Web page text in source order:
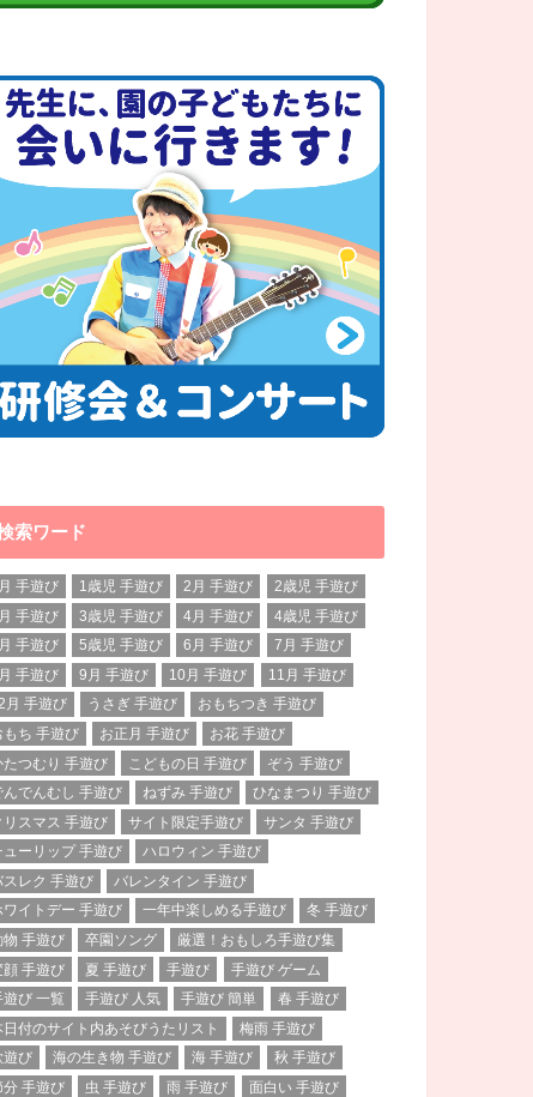
索ワード
手遊び 1歳児 手遊び 2月 手遊び
2歳児 手遊び
手遊び
3歳児 手遊び 4月 手遊び
4歳児 手遊び
手遊び
5歳児 手遊び 6月 手遊び
7月 手遊び
手遊び
9月 手遊び 10月 手遊び
11月 手遊び
月 手遊び
うさぎ 手遊び
おもちつき 手遊び
もち 手遊び
お正月 手遊び
お花 手遊び
たつむり 手遊び
こどもの日 手遊び
ぞう 手遊び
んでんむし 手遊び
ねずみ 手遊び
ひなまつり 手遊び
リスマス 手遊び
サイト限定手遊び
サンタ 手遊び
ューリップ 手遊び
ハロウィン 手遊び
スレク 手遊び
バレンタイン 手遊び
ワイトデー 手遊び
一年中楽しめる手遊び
冬 手遊び
物 手遊び
卒園ソング
厳選！おもしろ手遊び集
顔 手遊び
夏 手遊び 手遊び
手遊び ゲーム
遊び 一覧
手遊び 人気 手遊び 簡単
春 手遊び
日付のサイト内あそびうたリスト
梅雨 手遊び
遊び
海の生き物 手遊び 海 手遊び
秋 手遊び
分 手遊び
虫 手遊び 雨 手遊び
面白い 手遊び